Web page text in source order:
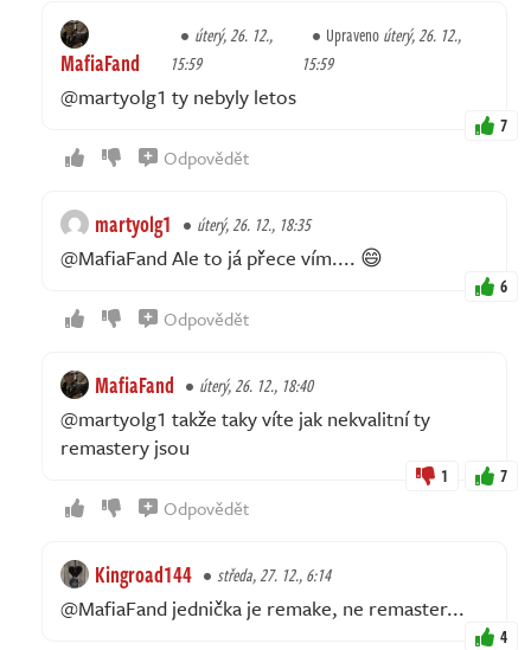
MafiaFand
úterý, 26. 12.,
15:59
Upravenoúterý, 26. 12.,
15:59
@martyolg1 ty nebyly letos
7
Odpovědět
martyolg1 úterý, 26. 12., 18:35
@MafiaFand Ale to já přece vím.... 😄
6
Odpovědět
MafiaFand úterý, 26. 12., 18:40
@martyolg1 takže taky víte jak nekvalitní ty
remastery jsou
1 7
Odpovědět
Kingroad144 středa, 27. 12., 6:14
@MafiaFand jednička je remake, ne remaster...
4